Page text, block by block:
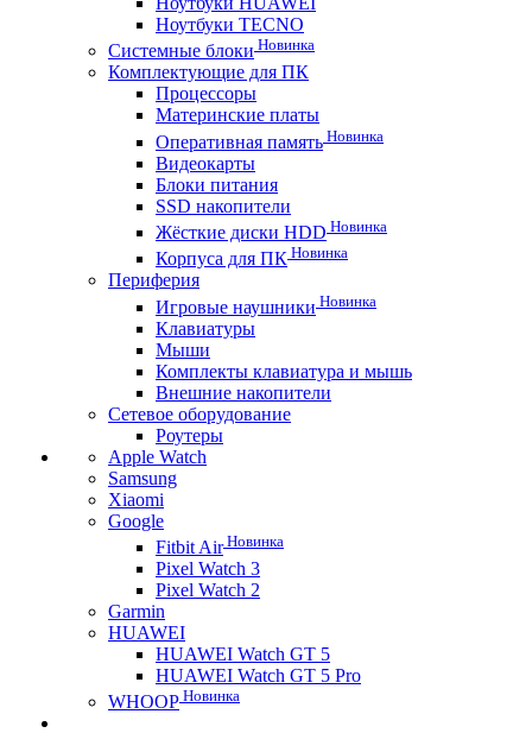
Ноутбуки TECNO
Системные блоки Новинка
Комплектующие для ПК
Процессоры
Материнские платы
Оперативная память Новинка
Видеокарты
Блоки питания
SSD накопители
Жёсткие диски HDD Новинка
Корпуса для ПК Новинка
Периферия
Игровые наушники Новинка
Клавиатуры
Мыши
Комплекты клавиатура и мышь
Внешние накопители
Сетевое оборудование
Роутеры
Apple Watch
Samsung
Xiaomi
Google
Fitbit AirНовинка
Pixel Watch 3
Pixel Watch 2
Garmin
HUAWEI
HUAWEI Watch GT 5
HUAWEI Watch GT 5 Pro
WHOOP Новинка